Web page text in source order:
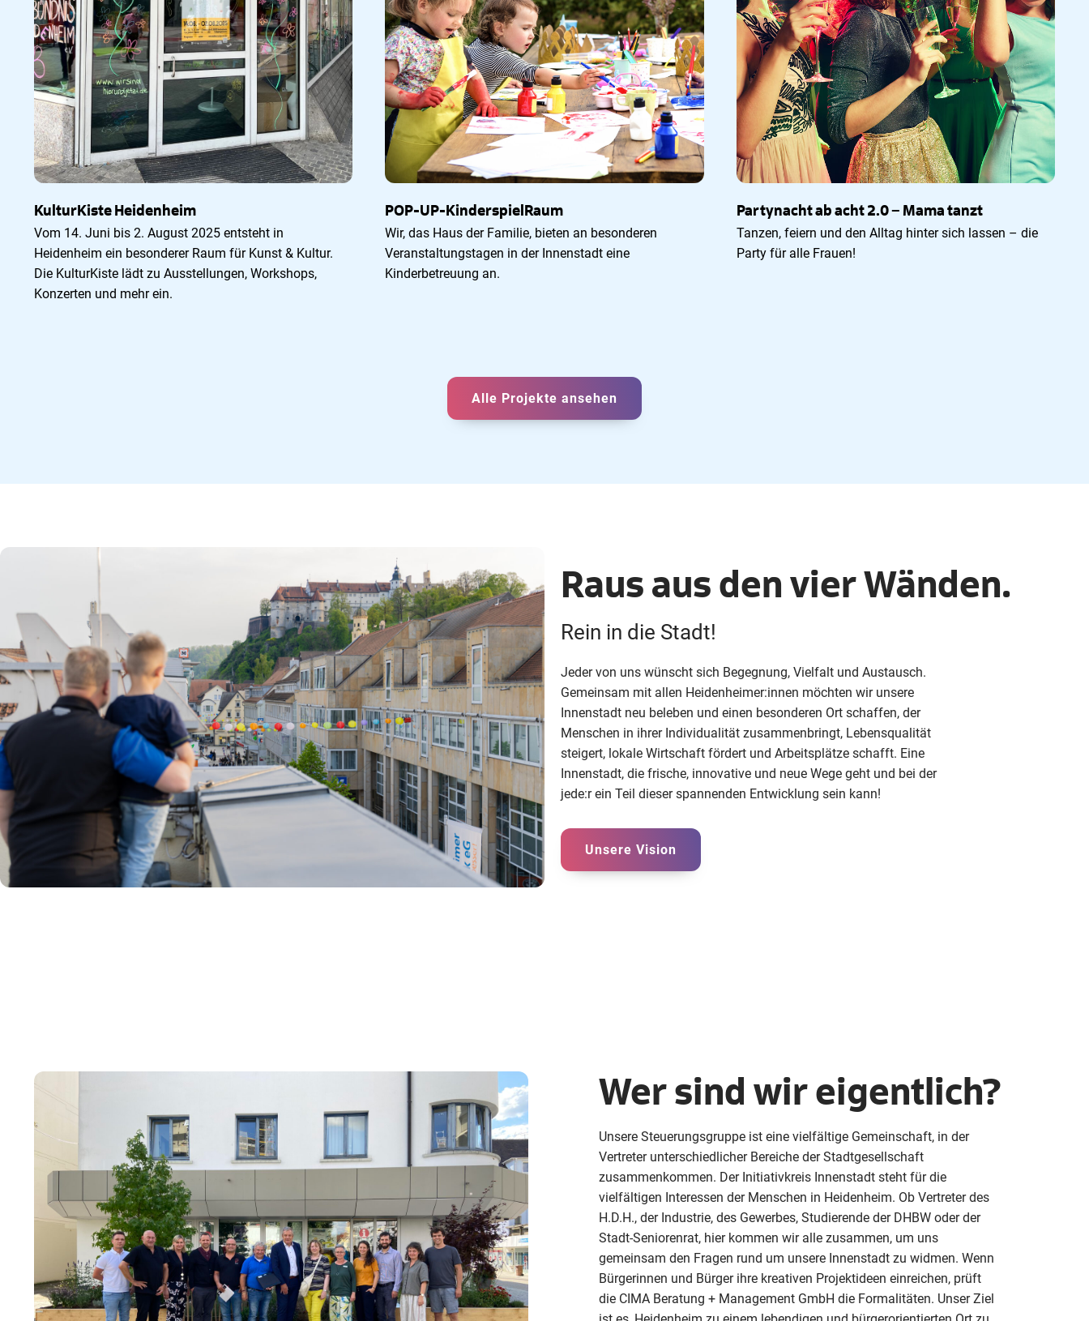
KulturKiste Heidenheim
Vom 14. Juni bis 2. August 2025 entsteht in
Heidenheim ein besonderer Raum für Kunst & Kultur.
Die KulturKiste lädt zu Ausstellungen, Workshops,
Konzerten und mehr ein.
POP-UP-KinderspielRaum
Wir, das Haus der Familie, bieten an besonderen
Veranstaltungstagen in der Innenstadt eine
Kinderbetreuung an.
Partynacht ab acht 2.0 – Mama tanzt
Tanzen, feiern und den Alltag hinter sich lassen – die
Party für alle Frauen!
Alle Projekte ansehen
Raus aus den vier Wänden.
Rein in die Stadt!
Jeder von uns wünscht sich Begegnung, Vielfalt und Austausch.
Gemeinsam mit allen Heidenheimer:innen möchten wir unsere
Innenstadt neu beleben und einen besonderen Ort schaffen, der
Menschen in ihrer Individualität zusammenbringt, Lebensqualität
steigert, lokale Wirtschaft fördert und Arbeitsplätze schafft. Eine
Innenstadt, die frische, innovative und neue Wege geht und bei der
jede:r ein Teil dieser spannenden Entwicklung sein kann!
Unsere Vision
Wer sind wir eigentlich?
Unsere Steuerungsgruppe ist eine vielfältige Gemeinschaft, in der
Vertreter unterschiedlicher Bereiche der Stadtgesellschaft
zusammenkommen. Der Initiativkreis Innenstadt steht für die
vielfältigen Interessen der Menschen in Heidenheim. Ob Vertreter des
H.D.H., der Industrie, des Gewerbes, Studierende der DHBW oder der
Stadt-Seniorenrat, hier kommen wir alle zusammen, um uns
gemeinsam den Fragen rund um unsere Innenstadt zu widmen. Wenn
Bürgerinnen und Bürger ihre kreativen Projektideen einreichen, prüft
die CIMA Beratung + Management GmbH die Formalitäten. Unser Ziel